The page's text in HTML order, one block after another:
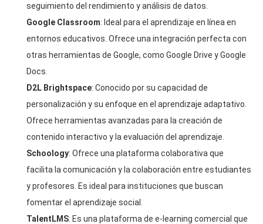
seguimiento del rendimiento y análisis de datos.
Google Classroom: Ideal para el aprendizaje en línea en
entornos educativos. Ofrece una integración perfecta con
otras herramientas de Google, como Google Drive y Google
Docs.
D2L Brightspace: Conocido por su capacidad de
personalización y su enfoque en el aprendizaje adaptativo.
Ofrece herramientas avanzadas para la creación de
contenido interactivo y la evaluación del aprendizaje.
Schoology: Ofrece una plataforma colaborativa que
facilita la comunicación y la colaboración entre estudiantes
y profesores. Es ideal para instituciones que buscan
fomentar el aprendizaje social.
TalentLMS: Es una plataforma de e-learning comercial que